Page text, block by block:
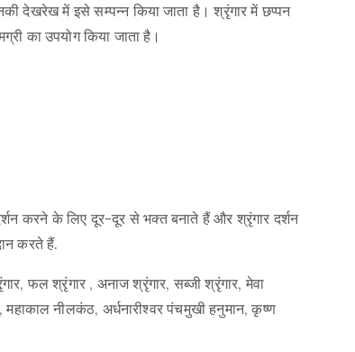
देखरेख में इसे सम्पन्न किया जाता है। श्रृंगार में छप्पन
का उपयोग किया जाता है।
करने के लिए दूर-दूर से भक्त बनाते हैं और श्रृंगार दर्शन
करते हैं.
फल श्रृंगार , अनाज श्रृंगार, सब्जी श्रृंगार, मेवा
महाकाल नीलकंठ, अर्धनारीश्वर पंचमुखी हनुमान, कृष्ण